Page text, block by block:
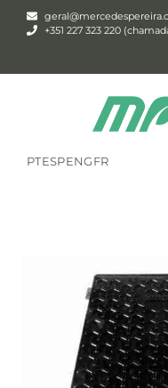
+351 227 323 220
PTESPENGFR